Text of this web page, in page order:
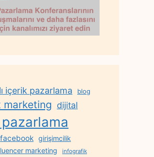
içerik pazarlama blog
marketing dijital
facebook girişimcilik
marketing infografik